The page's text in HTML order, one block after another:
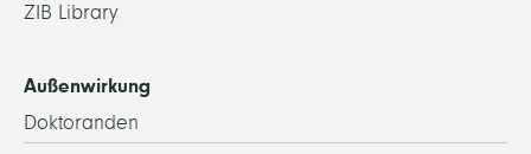
ZIB Library
Außenwirkung
Doktoranden